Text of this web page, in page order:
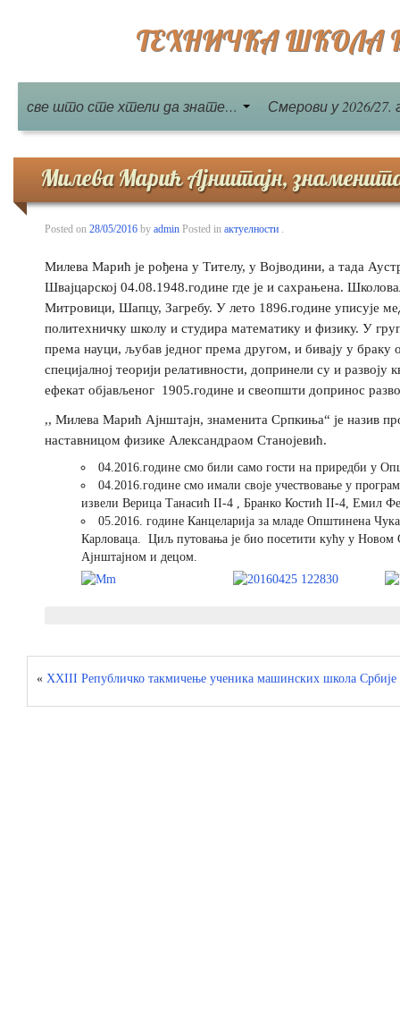
ТЕХНИЧКА ШКОЛА
све што сте хтели да знате… Смерови у 2026/27.
Милева Марић Ајнштајн,
Posted on 28/05/2016 by admin Posted in актуелности .
Милева Марић je рођена у Тителу, у Војводини, а тада
Швајцарској 04.08.1948.године где је и сахрањена.
Митровици, Шапцу, Загребу. У лето 1896.године уписује
политехничку школу и студира математику и физику. У
према науци, љубав једног према другом, и бивају у
специјалној теорији релативности, допринели су и
ефекат објављеног 1905.године и свеопшти допринос
,, Милева Марић Ајнштајн, знаменита Српкиња“ је назив
наставницом физике Александраом Станојевић.
04.2016.године смо били само гости на приредби у
04.2016.године смо имали своје учествовање у
извели Верица Танасић II-4 , Бранко Костић II-4, Емил
05.2016. године Канцеларија за младе Општинена
Карловаца. Циљ путовања је био посетити кућу у Новом
Ајнштајном и децом.
« XXIII Републичко такмичење ученика машинских школа Србије